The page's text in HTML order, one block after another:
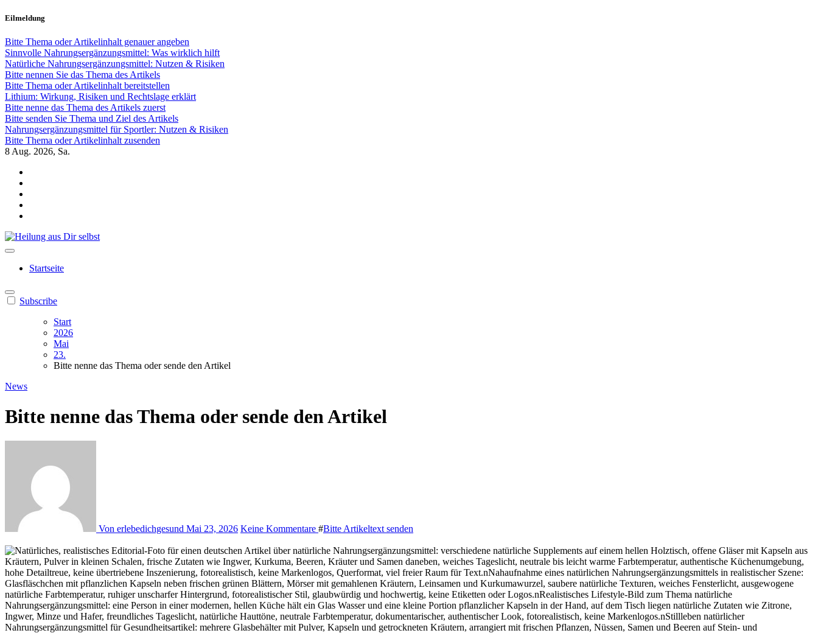
Zum
springen
Eilmeldung
Bitte Thema oder Artikelinhalt genauer angeben
Sinnvolle Nahrungsergänzungsmittel: Was wirklich hilft
Natürliche Nahrungsergänzungsmittel: Nutzen & Risiken
Bitte nennen Sie das Thema des Artikels
Bitte Thema oder Artikelinhalt bereitstellen
Lithium: Wirkung, Risiken und Rechtslage erklärt
Bitte nenne das Thema des Artikels zuerst
Bitte senden Sie Thema und Ziel des Artikels
Nahrungsergänzungsmittel für Sportler: Nutzen & Risiken
Bitte Thema oder Artikelinhalt zusenden
8 Aug. 2026, Sa.
Startseite
Subscribe
Start
2026
Mai
23.
Bitte nenne das Thema oder sende den Artikel
News
Bitte nenne das Thema oder sende den Artikel
Von erlebedichgesund Mai 23, 2026 Keine Kommentare #Bitte Artikeltext senden